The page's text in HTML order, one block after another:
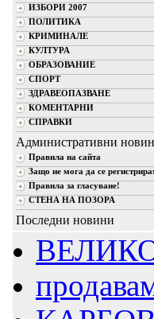
ИЗБОРИ 2007
ПОЛИТИКА
КРИМИНАЛЕ
КУЛТУРА
ОБРАЗОВАНИЕ
СПОРТ
ЗДРАВЕОПАЗВАНЕ
КОМЕНТАРНИ
СПРАВКИ
Административни
Правила на сайта
Защо не мога да се
Правила за гласуване!
СТЕНА НА ПОЗОРА
Последни новини